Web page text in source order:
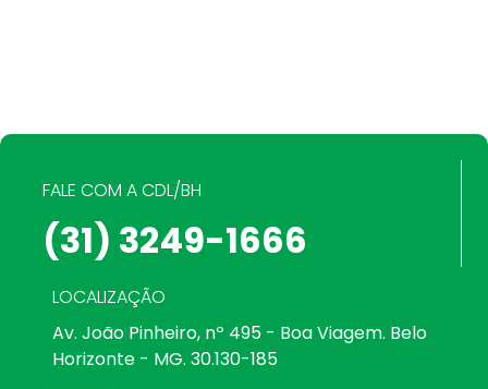
FALE COM A CDL/BH
(31) 3249-1666
LOCALIZAÇÃO
Av. João Pinheiro, nº 495 - Boa Viagem. Belo
Horizonte - MG. 30.130-185